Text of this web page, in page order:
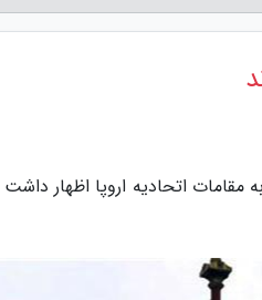
مقامات اتحادیه اروپا اظهار